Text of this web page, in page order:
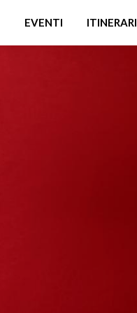
EVENTI ITINERARI